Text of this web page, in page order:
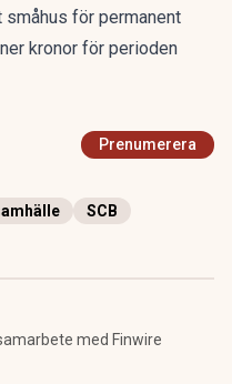
för permanent
kronor för perioden
Prenumerera
SCB
med Finwire